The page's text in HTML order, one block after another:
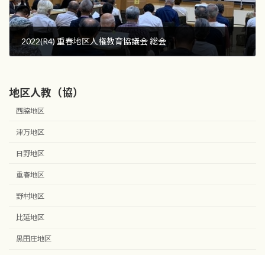
2022(R4) 重春地区人権教育協議会 総会
地区人教（協）
西脇地区
津万地区
日野地区
重春地区
野村地区
比延地区
黒田庄地区